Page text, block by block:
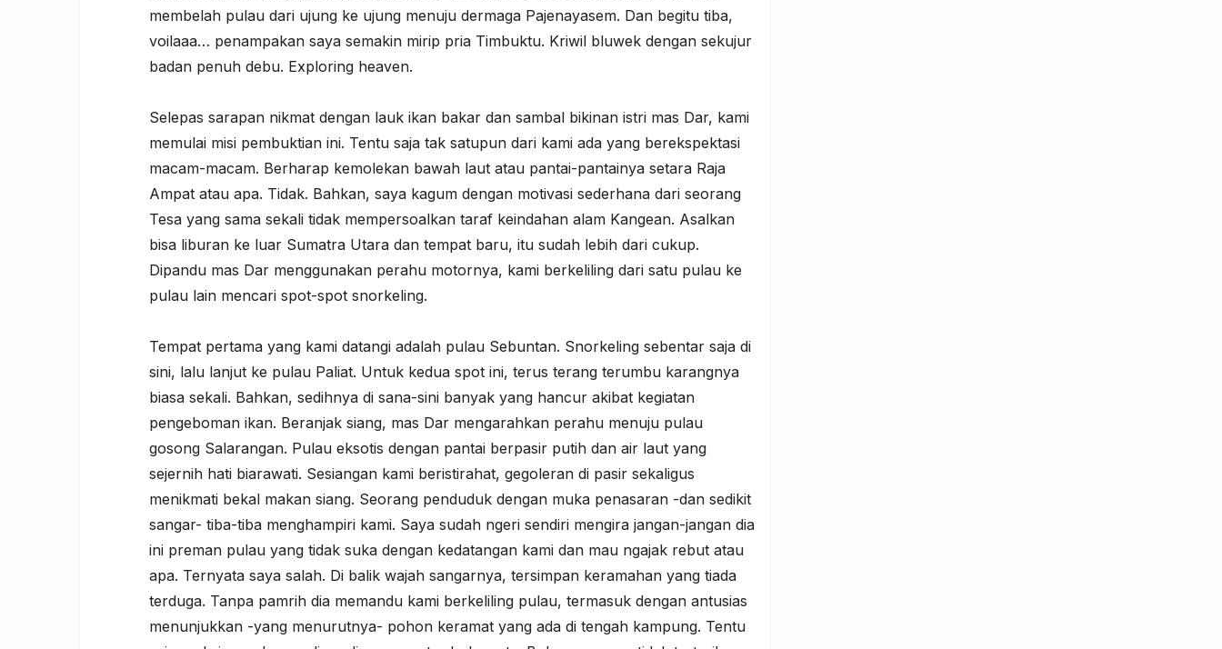
membelah pulau dari ujung ke ujung menuju dermaga Pajenayasem. Dan begitu tiba,
voilaaa… penampakan saya semakin mirip pria Timbuktu. Kriwil bluwek dengan sekujur
badan penuh debu. Exploring heaven.
Selepas sarapan nikmat dengan lauk ikan bakar dan sambal bikinan istri mas Dar, kami
memulai misi pembuktian ini. Tentu saja tak satupun dari kami ada yang berekspektasi
macam-macam. Berharap kemolekan bawah laut atau pantai-pantainya setara Raja
Ampat atau apa. Tidak. Bahkan, saya kagum dengan motivasi sederhana dari seorang
Tesa yang sama sekali tidak mempersoalkan taraf keindahan alam Kangean. Asalkan
bisa liburan ke luar Sumatra Utara dan tempat baru, itu sudah lebih dari cukup.
Dipandu mas Dar menggunakan perahu motornya, kami berkeliling dari satu pulau ke
pulau lain mencari spot-spot snorkeling.
Tempat pertama yang kami datangi adalah pulau Sebuntan. Snorkeling sebentar saja di
sini, lalu lanjut ke pulau Paliat. Untuk kedua spot ini, terus terang terumbu karangnya
biasa sekali. Bahkan, sedihnya di sana-sini banyak yang hancur akibat kegiatan
pengeboman ikan. Beranjak siang, mas Dar mengarahkan perahu menuju pulau
gosong Salarangan. Pulau eksotis dengan pantai berpasir putih dan air laut yang
sejernih hati biarawati. Sesiangan kami beristirahat, gegoleran di pasir sekaligus
menikmati bekal makan siang. Seorang penduduk dengan muka penasaran -dan sedikit
sangar- tiba-tiba menghampiri kami. Saya sudah ngeri sendiri mengira jangan-jangan dia
ini preman pulau yang tidak suka dengan kedatangan kami dan mau ngajak rebut atau
apa. Ternyata saya salah. Di balik wajah sangarnya, tersimpan keramahan yang tiada
terduga. Tanpa pamrih dia memandu kami berkeliling pulau, termasuk dengan antusias
menunjukkan -yang menurutnya- pohon keramat yang ada di tengah kampung. Tentu